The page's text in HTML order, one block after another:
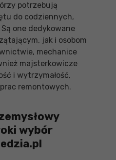
potrzebują
do codziennych,
one dedykowane
jak i osobom
mechanice
majsterkowicze
i wytrzymałość,
remontowych.
wybór